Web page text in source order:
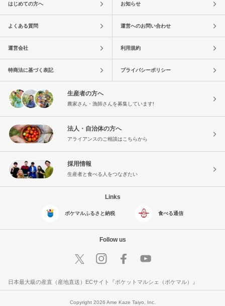
はじめての方へ お知らせ
よくある質問 運営へのお問い合わせ
運営会社 利用規約
特商法に基づく表記 プライバシーポリシー
生産者の方へ
農家さん・漁師さんを募集しています!
法人・自治体の方へ
アライアンスのご相談はこちらから
採用情報
生産者と食べる人をつなぎたい
Links
ポケマルふるさと納税 食べる通信
Follow us
日本最大級の産直（産地直送）ECサイト『ポケットマルシェ（ポケマル）』
Copyright 2026 Ame Kaze Taiyo, Inc.